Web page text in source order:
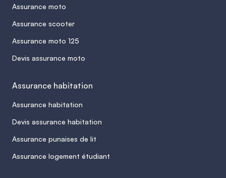
Assurance moto
Assurance scooter
Assurance moto 125
Devis assurance moto
Assurance habitation
Assurance habitation
Devis assurance habitation
Assurance punaises de lit
Assurance logement étudiant